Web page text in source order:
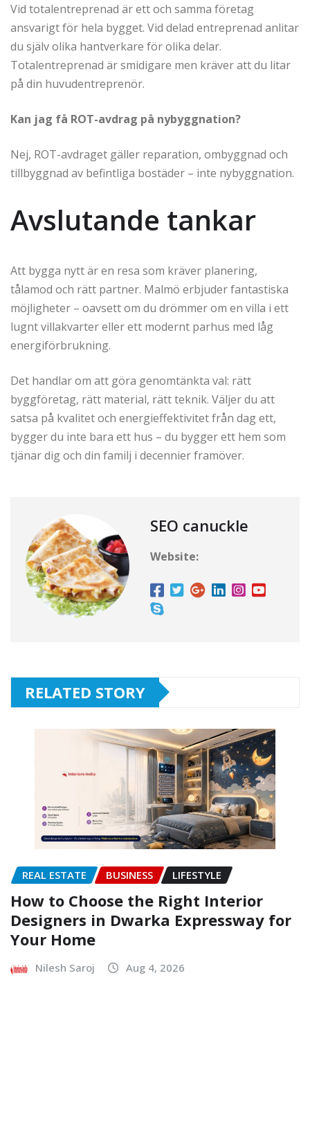
Vid totalentreprenad är ett och samma företag
ansvarigt för hela bygget. Vid delad entreprenad anlitar
du själv olika hantverkare för olika delar.
Totalentreprenad är smidigare men kräver att du litar
på din huvudentreprenör.
Kan jag få ROT-avdrag på nybyggnation?
Nej, ROT-avdraget gäller reparation, ombyggnad och
tillbyggnad av befintliga bostäder – inte nybyggnation.
Avslutande tankar
Att bygga nytt är en resa som kräver planering,
tålamod och rätt partner. Malmö erbjuder fantastiska
möjligheter – oavsett om du drömmer om en villa i ett
lugnt villakvarter eller ett modernt parhus med låg
energiförbrukning.
Det handlar om att göra genomtänkta val: rätt
byggföretag, rätt material, rätt teknik. Väljer du att
satsa på kvalitet och energieffektivitet från dag ett,
bygger du inte bara ett hus – du bygger ett hem som
tjänar dig och din familj i decennier framöver.
SEO canuckle
Website:
RELATED STORY
REAL ESTATE BUSINESS LIFESTYLE
How to Choose the Right Interior
Designers in Dwarka Expressway for
Your Home
Nilesh Saroj Aug 4, 2026